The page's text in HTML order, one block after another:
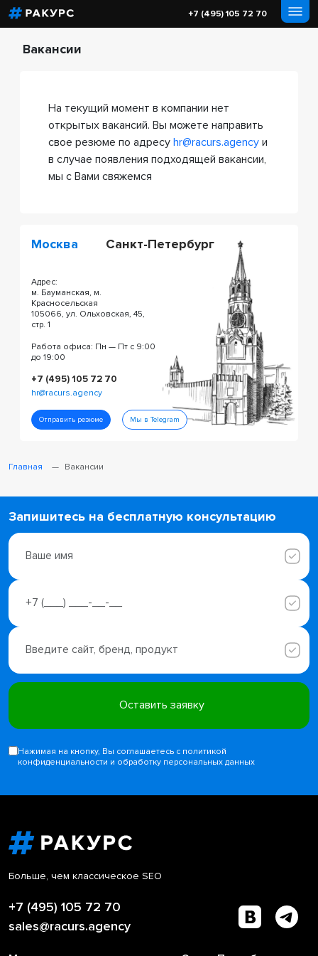
+7 (495) 105 72 70
Вакансии
На текущий момент в компании нет
открытых вакансий. Вы можете направить
свое резюме по адресу hr@racurs.agency и
в случае появления подходящей вакансии,
мы с Вами свяжемся
Москва Санкт-Петербург
Адрес:
м. Бауманская, м.
Красносельская
105066, ул. Ольховская, 45,
стр. 1
Работа офиса: Пн — Пт с 9:00
до 19:00
+7 (495) 105 72 70
hr@racurs.agency
Отправить резюме Мы в Telegram
Главная Вакансии
Запишитесь на бесплатную консультацию
Нажимая на кнопку, Вы соглашаетесь с политикой
конфиденциальности и обработку персональных данных
Больше, чем классическое SEO
+7 (495) 105 72 70
sales@racurs.agency